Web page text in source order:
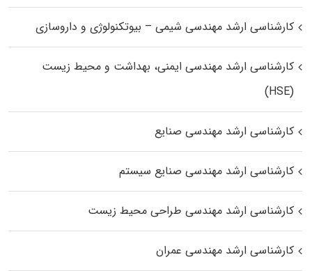
کارشناسی ارشد مهندسی شیمی – بیوتکنولوژی و داروسازی
کارشناسی ارشد مهندسی ایمنی، بهداشت و محیط زیست
(HSE)
کارشناسی ارشد مهندسی صنایع
کارشناسی ارشد مهندسی صنایع سیستم
کارشناسی ارشد مهندسی طراحی محیط زیست
کارشناسی ارشد مهندسی عمران